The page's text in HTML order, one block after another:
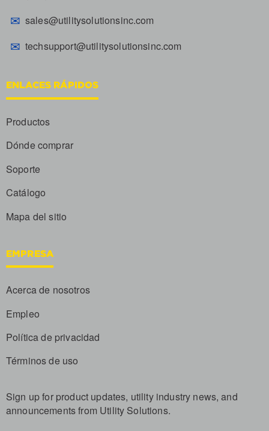
✉ sales@utilitysolutionsinc.com
✉ techsupport@utilitysolutionsinc.com
ENLACES RÁPIDOS
Productos
Dónde comprar
Soporte
Catálogo
Mapa del sitio
EMPRESA
Acerca de nosotros
Empleo
Política de privacidad
Términos de uso
Sign up for product updates, utility industry news, and
announcements from Utility Solutions.